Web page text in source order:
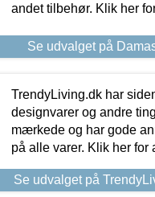
andet tilbehør. Klik her
Se udvalget på
TrendyLiving.dk har
designvarer og andre
mærkede og har gode
på alle varer. Klik her for
Se udvalget på